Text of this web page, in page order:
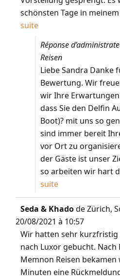
schönsten Tage in
suite
Réponse
Reisen
Liebe Sandra Danke
Bewertung. Wir
wir Ihre
dass Sie den Delfin
Boot)? mit uns so
sind immer bereit
vor Ort zu
der Gäste ist unser
so arbeiten wir hart
suite
Seda & Khadode Zürich,
20/08/2021 à 10:57
Wir hatten sehr kurzfristig
nach Luxor gebucht.
Memnon Reisen
Minuten eine